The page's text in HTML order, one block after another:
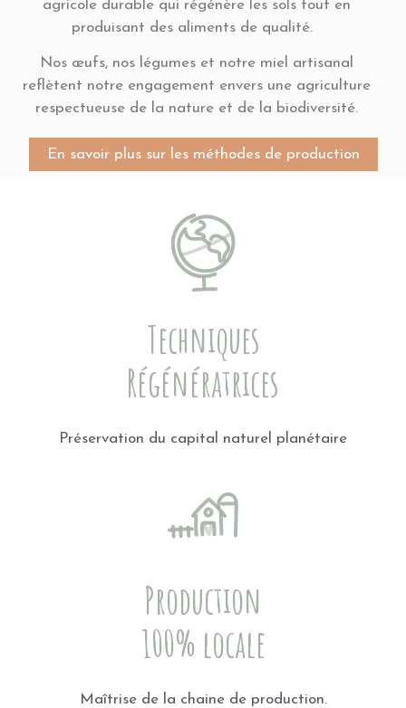
agricole durable qui régénère les sols tout en
produisant des aliments de qualité.
Nos œufs, nos légumes et notre miel artisanal
reflètent notre engagement envers une agriculture
respectueuse de la nature et de la biodiversité.
En savoir plus sur les méthodes de production
Techniques
Régénératrices
Préservation du capital naturel planétaire
Production
100% locale
Maîtrise de la chaine de production.